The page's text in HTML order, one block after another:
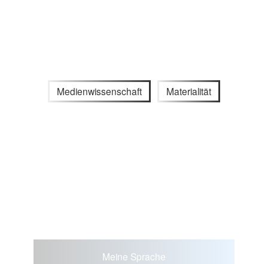
Medienwissenschaft Materialität
Meine Sprache